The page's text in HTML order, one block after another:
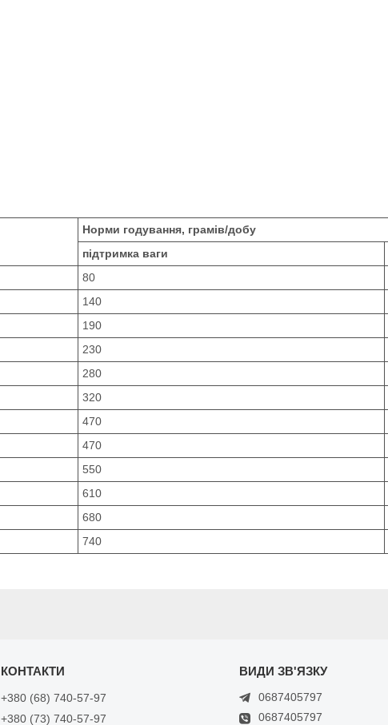
Норми годування, грамів/добу
підтримка ваги
80
140
190
230
280
320
470
470
550
610
680
740
+380 (68) 740-57-97
+380 (73) 740-57-97
0687405797
0687405797